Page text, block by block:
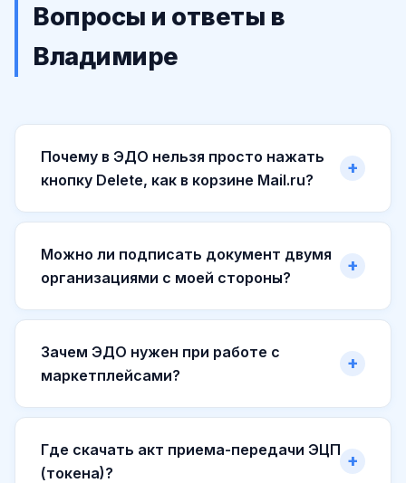
Вопросы и ответы в
Владимире
Почему в ЭДО нельзя просто нажать
кнопку Delete, как в корзине Mail.ru?
Можно ли подписать документ двумя
организациями с моей стороны?
Зачем ЭДО нужен при работе с
маркетплейсами?
Где скачать акт приема-передачи ЭЦП
(токена)?